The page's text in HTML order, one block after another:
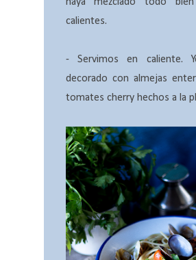
haya mezclado todo
calientes.
- Servimos en caliente.
decorado con almejas
tomates cherry hechos a la